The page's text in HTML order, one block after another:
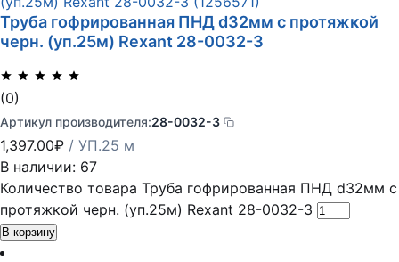
Труба гофрированная ПНД d32мм с протяжкой
черн. (уп.25м) Rexant 28-0032-3
(0)
Артикул производителя:28-0032-3
1,397.00₽ / УП.25 м
В наличии: 67
Количество товара Труба гофрированная ПНД d32мм с
протяжкой черн. (уп.25м) Rexant 28-0032-3
В корзину